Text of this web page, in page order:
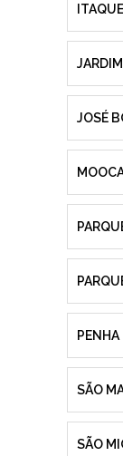
JOSÉ
PENHA
SÃO
SÃO